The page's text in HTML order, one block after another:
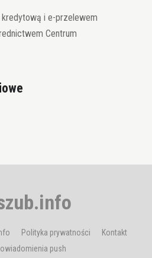
i e-przelewem
Centrum
Polityka prywatności
Kontakt
push